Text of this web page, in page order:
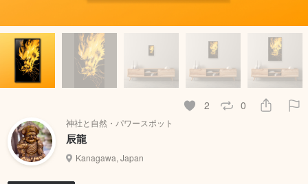
2 0
神社と自然・パワースポット
辰龍
Kanagawa, Japan